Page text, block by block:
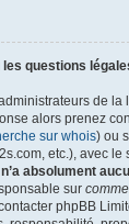
questions
de la
alors prenez
sur whois) ou
etc.), avec
n’a absolument
sur
phpBB